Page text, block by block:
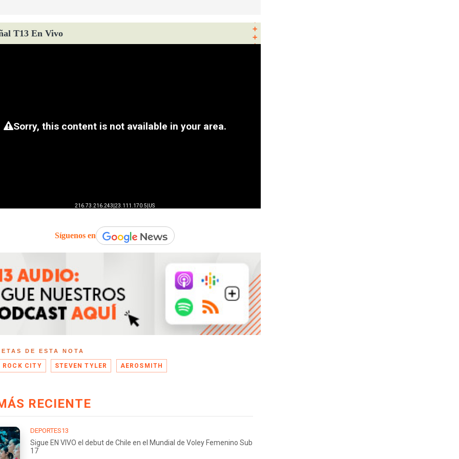
T13 En Vivo
Síguenos en
DE ESTA NOTA
ROCK CITY STEVEN TYLER AEROSMITH
RECIENTE
DEPORTES13
Sigue EN VIVO el debut de Chile en el Mundial de Voley Femenino Sub
17